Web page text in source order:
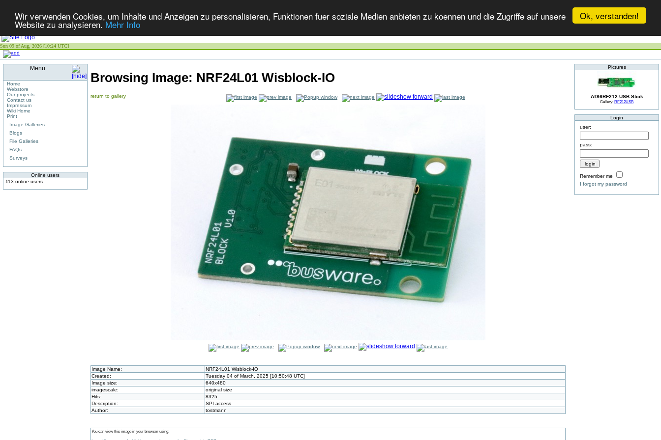
Ok, verstanden!
Wir verwenden Cookies, um Inhalte und Anzeigen zu personalisieren, Funktionen fuer soziale Medien anbieten zu koennen und die Zugriffe auf unsere
Website zu analysieren.Mehr Info
Sun 09 of Aug, 2026 [10:24 UTC]
Menu
Home
Webstore
Our projects
Contact us
Impressum
Wiki Home
Print
Image Galleries
Blogs
File Galleries
FAQs
Surveys
Online users
113 online users
Browsing Image: NRF24L01 Wisblock-IO
return to gallery
Image Name:
NRF24L01 Wisblock-IO
Created:
Tuesday 04 of March, 2025 [10:50:48 UTC]
Image size:
640x480
imagescale:
original size
Hits:
8325
Description:
SPI access
Author:
tostmann
You can view this image in your browser using:
Pictures
AT86RF212 USB Stick
Gallery: RF212USB
Login
user:
pass:
Remember me
I forgot my password